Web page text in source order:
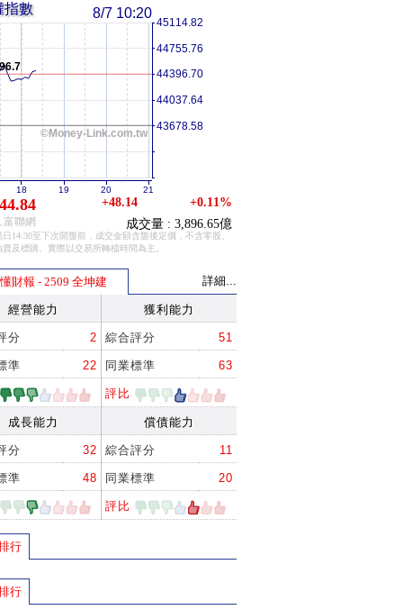
©Money-Link.com.tw
8/7 10:20
+48.14
+0.11%
成交量 : 3,896.65億
指數
18 19 20 21
43678.58
44037.64
44396.70
44755.76
45114.82
聯網
14:30至下次開盤前，成交金額含盤後定價，不含零股、
及標購。實際以交易所轉檔時間為主。
財報 - 2509 全坤建 詳細...
經營能力 獲利能力
分 2 綜合評分 51
準 22 同業標準 63
評比
成長能力 償債能力
分 32 綜合評分 11
準 48 同業標準 20
評比
行
行